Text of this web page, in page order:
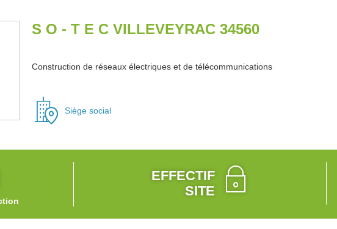
S O - T E C VILLEVEYRAC 34560
Construction de réseaux électriques et de télécommunications
Siège social
EFFECTIF
SITE